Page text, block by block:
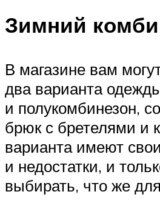
Зимний
В магазине вам
два варианта
и полукомбинезон,
брюк с бретелями и
варианта имеют
и недостатки, и
выбирать, что же